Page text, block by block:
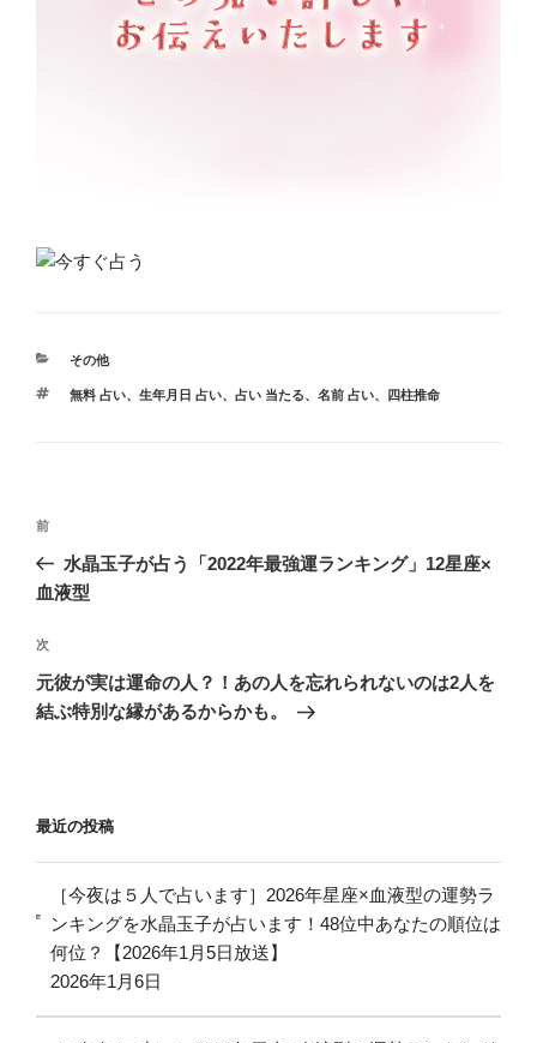
カ
ゴ
その他
タ
無料 占い、 生年月日 占い、 占い 当たる、 名前 占い、 四柱推命
投
ナ
ゲ
ー
シ
前
の
投
前
水晶玉子が占う「2022年最強運ランキング」12星座×
血液型
次
の
投
次
元彼が実は運命の人？！あの人を忘れられないのは2人を
結ぶ特別な縁があるからかも。
最近の投稿
［今夜は５人で占います］2026年星座×血液型の運勢ラ
ンキングを水晶玉子が占います！48位中あなたの順位は
何位？【2026年1月5日放送】
2026年1月6日